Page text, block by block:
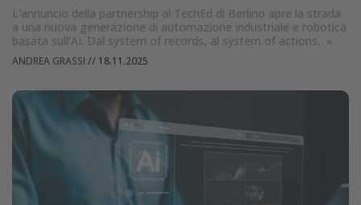
L'annuncio della partnership al TechEd di Berlino apre la strada
a una nuova generazione di automazione industriale e robotica
basata sull’AI. Dal system of records, al system of actions. »
ANDREA GRASSI // 18.11.2025